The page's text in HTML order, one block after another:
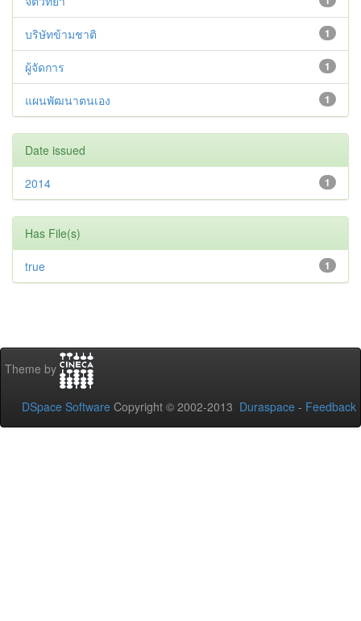
1
บริษัทข้ามชาติ
1
ผู้จัดการ
1
แผนพัฒนาตนเอง
Date issued
1
2014
Has File(s)
1
true
Theme by
DSpace Software Copyright © 2002-2013 Duraspace - Feedback